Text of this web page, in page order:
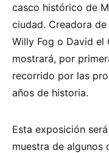
casco histórico de
ciudad. Creadora de
Willy Fog o David el
mostrará, por
recorrido por las
años de historia.
Esta exposición
muestra de algunos